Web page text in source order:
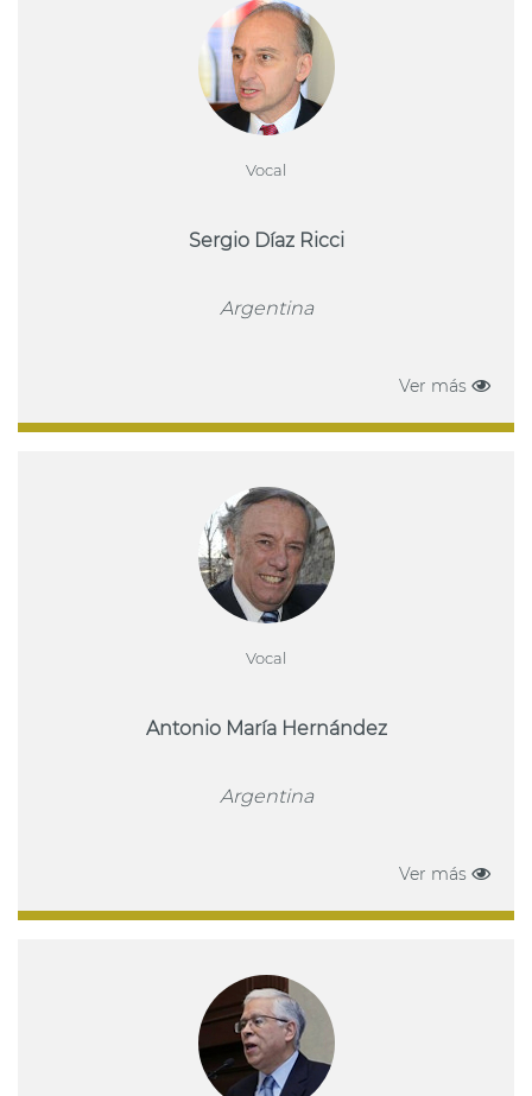
Vocal
Sergio Díaz Ricci
Argentina
Ver más
Vocal
Antonio María Hernández
Argentina
Ver más